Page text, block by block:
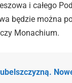
i całego
będzie można
Monachium.